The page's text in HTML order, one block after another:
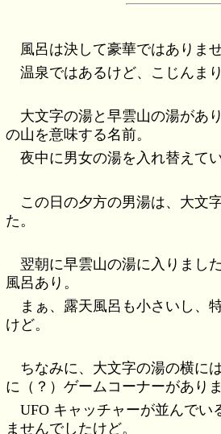
風呂は決して豪華ではありませ
温泉ではあるけど、こじんま
大文字の湯と早雲山の湯があ
の山を意味する名前。
夜中に男女の湯を入れ替えて
この日の夕方の男湯は、大文
た。
翌朝に早雲山の湯に入りまし
風呂あり。
まぁ、露天風呂も小さいし、
けど。
ちなみに、大文字の湯の横に
に（？）ゲームコーナーがありま
UFO キャッチャーが並んでい
ませんでしたけど。